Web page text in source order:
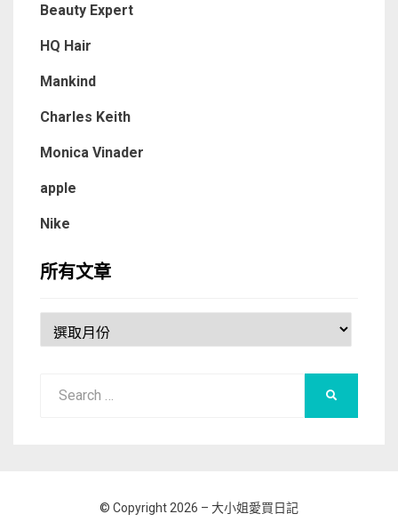
Beauty Expert
HQ Hair
Mankind
Charles Keith
Monica Vinader
apple
Nike
所有文章
有
© Copyright 2026 – 大小姐愛買日記